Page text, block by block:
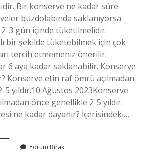
Bir konserve ne kadar süre
buzdolabında saklanıyorsa
2-3 gün içinde tüketilmelidir.
bir şekilde tüketebilmek için çok
tercih etmemeniz önerilir.
6 aya kadar saklanabilir. Konserve
Konserve etin raf ömrü açılmadan
yıldır.10 Ağustos 2023Konserve
önce genellikle 2-5 yıldır.
ne kadar dayanır? İçerisindeki…
Konserve Yorum Bırak